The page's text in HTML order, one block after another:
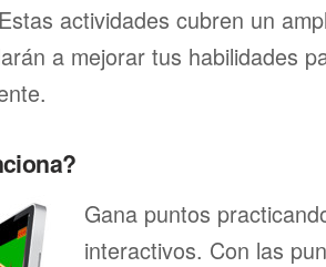
actividades cubren un
a mejorar tus habilidades
Gana puntos
interactivos. Con las